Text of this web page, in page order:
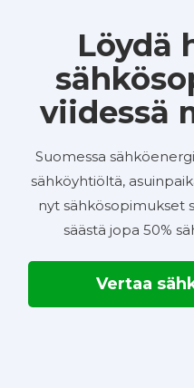
Löydä
viidessä
Suomessa
sähköyhtiöltä,
nyt sähkösopimukset
säästä jopa 50%
Vertaa